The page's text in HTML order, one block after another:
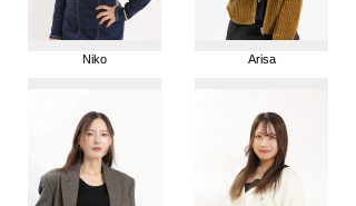
Niko Arisa